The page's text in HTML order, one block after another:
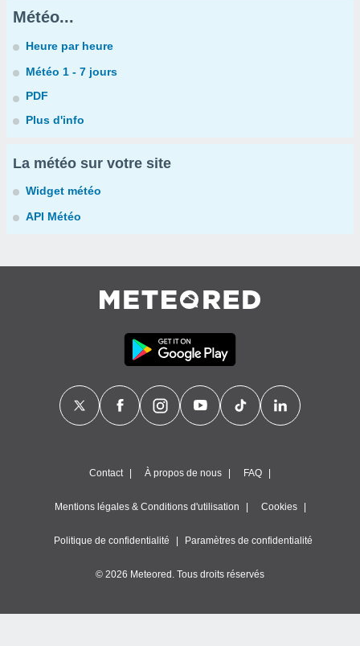
Météo...
Heure par heure
Météo 1 - 7 jours
PDF
Plus d'info
La météo sur votre site
Widget météo
API Météo
Contact À propos de nous FAQ
Mentions légales & Conditions d'utilisation Cookies
Politique de confidentialité Paramètres de confidentialité
© 2026 Meteored. Tous droits réservés